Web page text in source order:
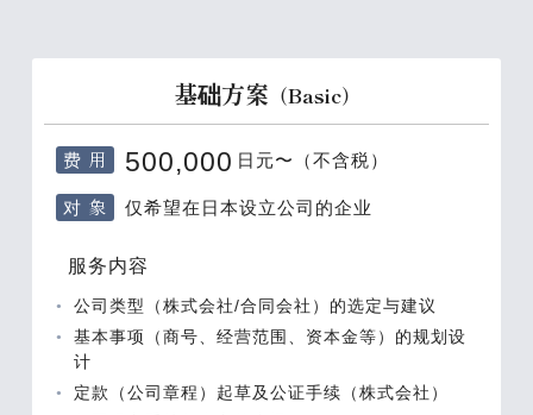
基础方案 （Basic）
费 用 500,000 日元〜（不含税）
对 象 仅希望在日本设立公司的企业
服务内容
公司类型（株式会社/合同会社）的选定与建议
基本事项（商号、经营范围、资本金等）的规划设
计
定款（公司章程）起草及公证手续（株式会社）